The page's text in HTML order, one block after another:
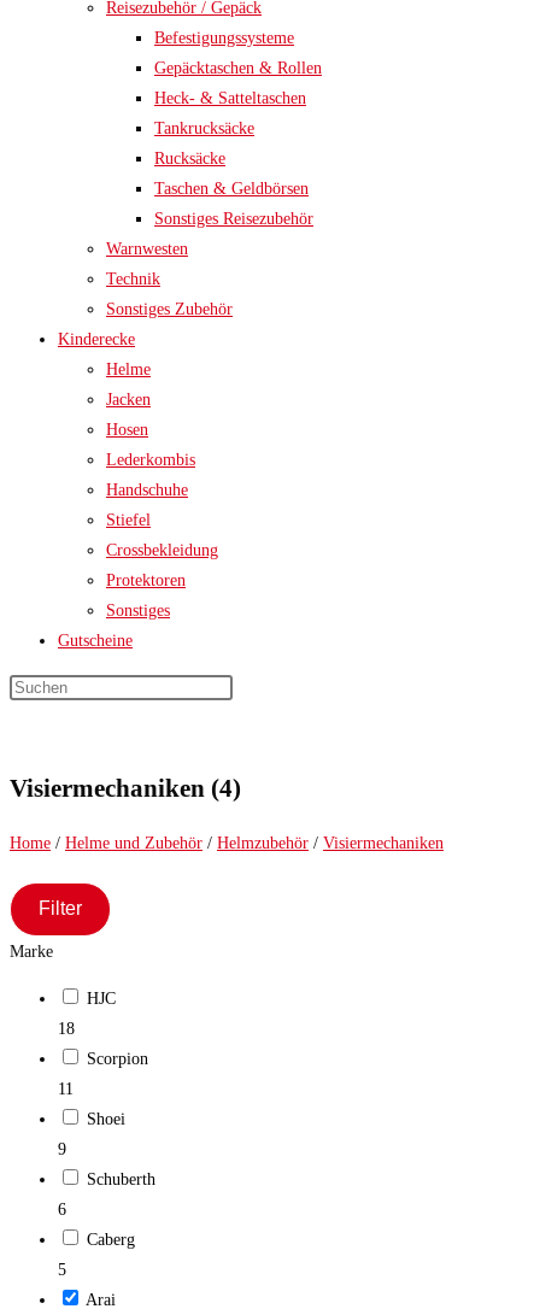
Reisezubehör / Gepäck
Befestigungssysteme
Gepäcktaschen & Rollen
Heck- & Satteltaschen
Tankrucksäcke
Rucksäcke
Taschen & Geldbörsen
Sonstiges Reisezubehör
Warnwesten
Technik
Sonstiges Zubehör
Kinderecke
Helme
Jacken
Hosen
Lederkombis
Handschuhe
Stiefel
Crossbekleidung
Protektoren
Sonstiges
Gutscheine
close
the
search
Visiermechaniken (4)
Home / Helme und Zubehör / Helmzubehör / Visiermechaniken
Filter
Marke
HJC
18
Scorpion
11
Shoei
9
Schuberth
6
Caberg
5
Arai